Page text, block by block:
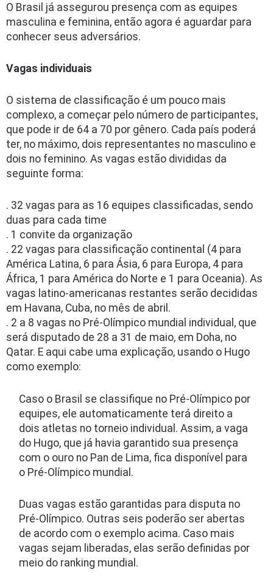
O Brasil já assegurou presença com as equipes
masculina e feminina, então agora é aguardar para
conhecer seus adversários.
Vagas individuais
O sistema de classificação é um pouco mais
complexo, a começar pelo número de participantes,
que pode ir de 64 a 70 por gênero. Cada país poderá
ter, no máximo, dois representantes no masculino e
dois no feminino. As vagas estão divididas da
seguinte forma:
. 32 vagas para as 16 equipes classificadas, sendo
duas para cada time
. 1 convite da organização
. 22 vagas para classificação continental (4 para
América Latina, 6 para Ásia, 6 para Europa, 4 para
África, 1 para América do Norte e 1 para Oceania). As
vagas latino-americanas restantes serão decididas
em Havana, Cuba, no mês de abril.
. 2 a 8 vagas no Pré-Olímpico mundial individual, que
será disputado de 28 a 31 de maio, em Doha, no
Qatar. E aqui cabe uma explicação, usando o Hugo
como exemplo:
Caso o Brasil se classifique no Pré-Olímpico por
equipes, ele automaticamente terá direito a
dois atletas no torneio individual. Assim, a vaga
do Hugo, que já havia garantido sua presença
com o ouro no Pan de Lima, fica disponível para
o Pré-Olímpico mundial.
Duas vagas estão garantidas para disputa no
Pré-Olímpico. Outras seis poderão ser abertas
de acordo com o exemplo acima. Caso mais
vagas sejam liberadas, elas serão definidas por
meio do ranking mundial.